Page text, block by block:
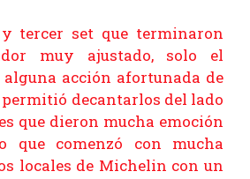
tercer set que terminaron
muy ajustado, solo el
acción afortunada de
decantarlos del lado
que dieron mucha emoción
que comenzó con mucha
locales de Michelin con un